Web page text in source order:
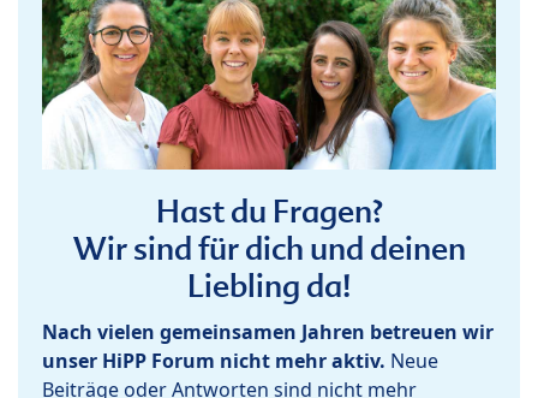
Hast du Fragen?
Wir sind für dich und deinen
Liebling da!
Nach vielen gemeinsamen Jahren betreuen wir
unser HiPP Forum nicht mehr aktiv. Neue
Beiträge oder Antworten sind nicht mehr